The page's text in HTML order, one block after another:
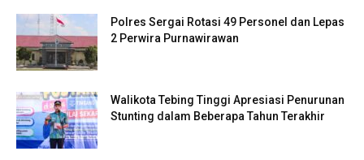
Polres Sergai Rotasi 49 Personel dan Lepas
2 Perwira Purnawirawan
Walikota Tebing Tinggi Apresiasi Penurunan
Stunting dalam Beberapa Tahun Terakhir